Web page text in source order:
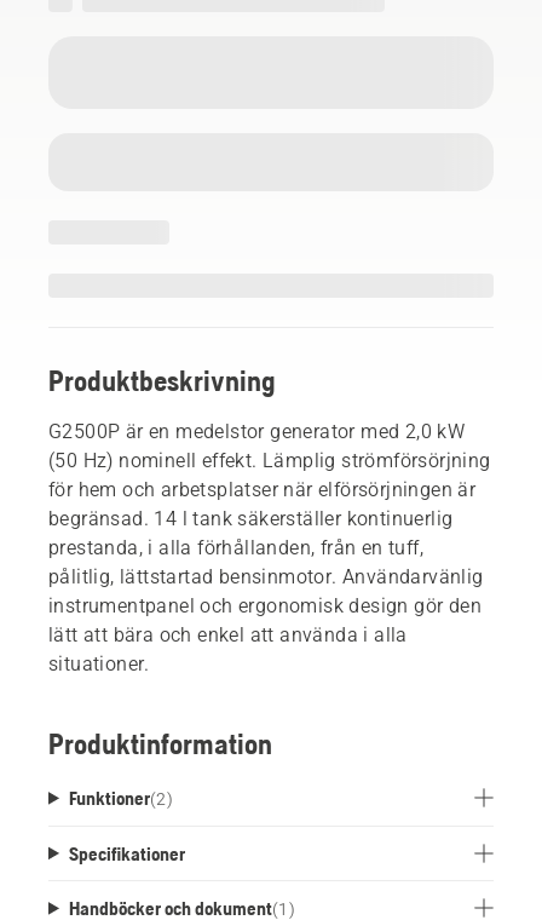
Produktbeskrivning
G2500P är en medelstor generator med 2,0 kW
(50 Hz) nominell effekt. Lämplig strömförsörjning
för hem och arbetsplatser när elförsörjningen är
begränsad. 14 l tank säkerställer kontinuerlig
prestanda, i alla förhållanden, från en tuff,
pålitlig, lättstartad bensinmotor. Användarvänlig
instrumentpanel och ergonomisk design gör den
lätt att bära och enkel att använda i alla
situationer.
Produktinformation
Funktioner(2)
Specifikationer
Handböcker och dokument(1 )